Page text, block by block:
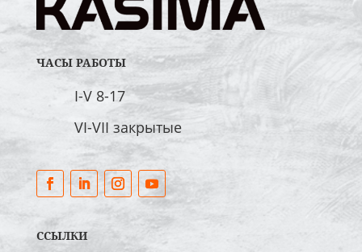
ЧАСЫ РАБОТЫ
I-V 8-17
VI-VII закрытые
ССЫЛКИ